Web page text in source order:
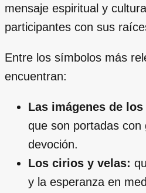
mensaje espiritual y
participantes con sus
Entre los símbolos más
encuentran:
Las imágenes de
que son portadas con
devoción.
Los cirios y velas:
y la esperanza en